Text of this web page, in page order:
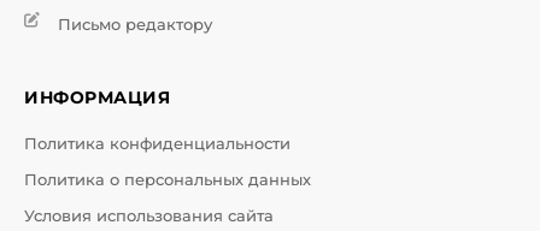
Письмо редактору
ИНФОРМАЦИЯ
Политика конфиденциальности
Политика о персональных данных
Условия использования сайта